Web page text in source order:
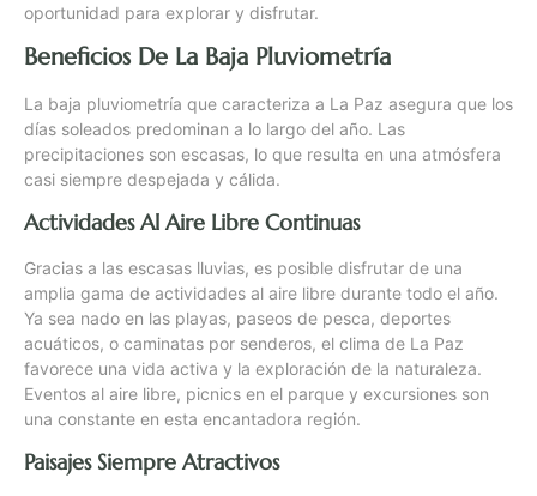
oportunidad para explorar y disfrutar.
Beneficios De La Baja Pluviometría
La baja pluviometría que caracteriza a La Paz asegura que los
días soleados predominan a lo largo del año. Las
precipitaciones son escasas, lo que resulta en una atmósfera
casi siempre despejada y cálida.
Actividades Al Aire Libre Continuas
Gracias a las escasas lluvias, es posible disfrutar de una
amplia gama de actividades al aire libre durante todo el año.
Ya sea nado en las playas, paseos de pesca, deportes
acuáticos, o caminatas por senderos, el clima de La Paz
favorece una vida activa y la exploración de la naturaleza.
Eventos al aire libre, picnics en el parque y excursiones son
una constante en esta encantadora región.
Paisajes Siempre Atractivos